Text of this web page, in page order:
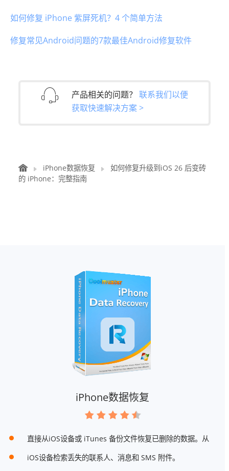
如何修复 iPhone 紫屏死机？4 个简单方法
修复常见Android问题的7款最佳Android修复软件
产品相关的问题？ 联系我们以便
获取快速解决方案 >
iPhone数据恢复
如何修复升级到iOS 26 后变砖
的 iPhone：完整指南
iPhone数据恢复
直接从iOS设备或 iTunes 备份文件恢复已删除的数据。从
iOS设备检索丢失的联系人、消息和 SMS 附件。